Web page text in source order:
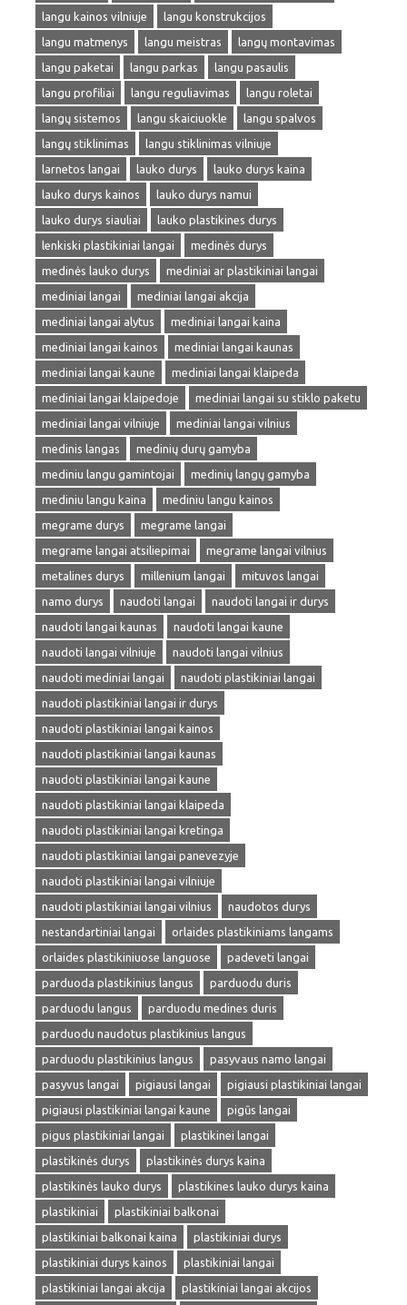
langu kainos vilniuje
langu konstrukcijos
langu matmenys
langu meistras
langų montavimas
langu paketai
langu parkas
langu pasaulis
langu profiliai
langu reguliavimas
langu roletai
langų sistemos
langu skaiciuokle
langu spalvos
langų stiklinimas
langu stiklinimas vilniuje
larnetos langai
lauko durys
lauko durys kaina
lauko durys kainos
lauko durys namui
lauko durys siauliai
lauko plastikines durys
lenkiski plastikiniai langai
medinės durys
medinės lauko durys
mediniai ar plastikiniai langai
mediniai langai
mediniai langai akcija
mediniai langai alytus
mediniai langai kaina
mediniai langai kainos
mediniai langai kaunas
mediniai langai kaune
mediniai langai klaipeda
mediniai langai klaipedoje
mediniai langai su stiklo paketu
mediniai langai vilniuje
mediniai langai vilnius
medinis langas
medinių durų gamyba
mediniu langu gamintojai
medinių langų gamyba
mediniu langu kaina
mediniu langu kainos
megrame durys
megrame langai
megrame langai atsiliepimai
megrame langai vilnius
metalines durys
millenium langai
mituvos langai
namo durys
naudoti langai
naudoti langai ir durys
naudoti langai kaunas
naudoti langai kaune
naudoti langai vilniuje
naudoti langai vilnius
naudoti mediniai langai
naudoti plastikiniai langai
naudoti plastikiniai langai ir durys
naudoti plastikiniai langai kainos
naudoti plastikiniai langai kaunas
naudoti plastikiniai langai kaune
naudoti plastikiniai langai klaipeda
naudoti plastikiniai langai kretinga
naudoti plastikiniai langai panevezyje
naudoti plastikiniai langai vilniuje
naudoti plastikiniai langai vilnius
naudotos durys
nestandartiniai langai
orlaides plastikiniams langams
orlaides plastikiniuose languose
padeveti langai
parduoda plastikinius langus
parduodu duris
parduodu langus
parduodu medines duris
parduodu naudotus plastikinius langus
parduodu plastikinius langus
pasyvaus namo langai
pasyvus langai
pigiausi langai
pigiausi plastikiniai langai
pigiausi plastikiniai langai kaune
pigūs langai
pigus plastikiniai langai
plastikinei langai
plastikinės durys
plastikinės durys kaina
plastikinės lauko durys
plastikines lauko durys kaina
plastikiniai
plastikiniai balkonai
plastikiniai balkonai kaina
plastikiniai durys
plastikiniai durys kainos
plastikiniai langai
plastikiniai langai akcija
plastikiniai langai akcijos